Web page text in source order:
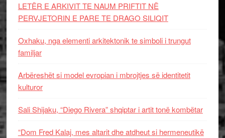
LETËR E ARKIVIT TE NAUM PRIFTIT NË
PERVJETORIN E PARE TE DRAGO SILIQIT
Oxhaku, nga elementi arkitektonik te simboli i trungut
familjar
Arbëreshët si model evropian i mbrojtjes së identitetit
kulturor
Sali Shijaku, “Diego Rivera” shqiptar i artit tonë kombëtar
“Dom Fred Kalaj, mes altarit dhe atdheut si hermeneutikë